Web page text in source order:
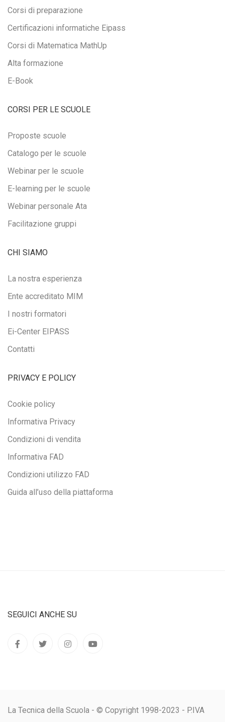
Corsi di preparazione
Certificazioni informatiche Eipass
Corsi di Matematica MathUp
Alta formazione
E-Book
CORSI PER LE SCUOLE
Proposte scuole
Catalogo per le scuole
Webinar per le scuole
E-learning per le scuole
Webinar personale Ata
Facilitazione gruppi
CHI SIAMO
La nostra esperienza
Ente accreditato MIM
I nostri formatori
Ei-Center EIPASS
Contatti
PRIVACY E POLICY
Cookie policy
Informativa Privacy
Condizioni di vendita
Informativa FAD
Condizioni utilizzo FAD
Guida all’uso della piattaforma
SEGUICI ANCHE SU
La Tecnica della Scuola - © Copyright 1998-2023 - P.IVA